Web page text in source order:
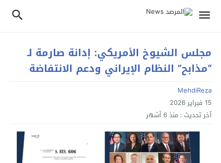
مجلس الشيوخ الأمريكي: إدانة صارمة لـ
“مذابح” النظام الإيراني ودعم الانتفاضة
MehdiReza
15 فبراير 2026
آخر تحديث : منذ 6 أشهر